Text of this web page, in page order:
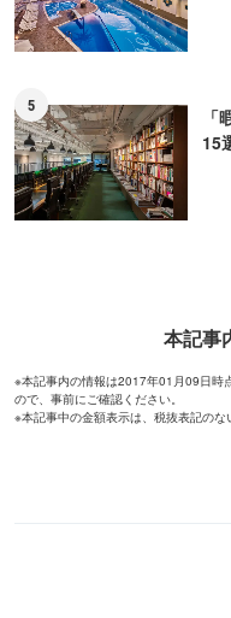
5
15
本記事
※本記事内の情報は2017年01月09日時
ので、事前にご確認ください。
※本記事中の金額表示は、税抜表記のな